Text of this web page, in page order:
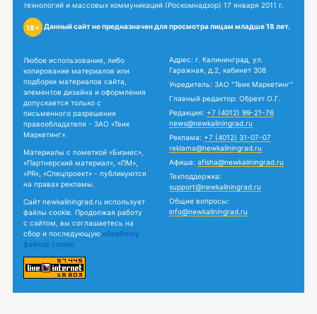
технологий и массовых коммуникаций (Роскомнадзор) 17 января 2011 г.
18+ Данный сайт не предназначен для просмотра лицам младше 18 лет.
Любое использование, либо
копирование материалов или
подборки материалов сайта,
элементов дизайна и оформления
допускается только с
письменного разрешения
правообладателя - ЗАО «Твик
Маркетинг».
Материалы с пометкой «Бизнес»,
«Партнерский материал», «ПМ»,
«PR», «Спецпроект» - публикуются
на правах рекламы.
Сайт newkaliningrad.ru использует
файлы cookie. Продолжая работу
с сайтом, вы соглашаетесь на
сбор и последующую обработку
файлов cookie.
Адрес: г. Калининград, ул.
Гаражная, д.2, кабинет 308
Учредитель: ЗАО "Твик Маркетинг"
Главный редактор: Обрехт О.Г.
Редакция: +7 (4012) 99-21-76
news@newkaliningrad.ru
Реклама: +7 (4012) 31-07-07
reklama@newkaliningrad.ru
Афиша: afisha@newkaliningrad.ru
Техподдержка:
support@newkaliningrad.ru
Общие вопросы:
info@newkaliningrad.ru